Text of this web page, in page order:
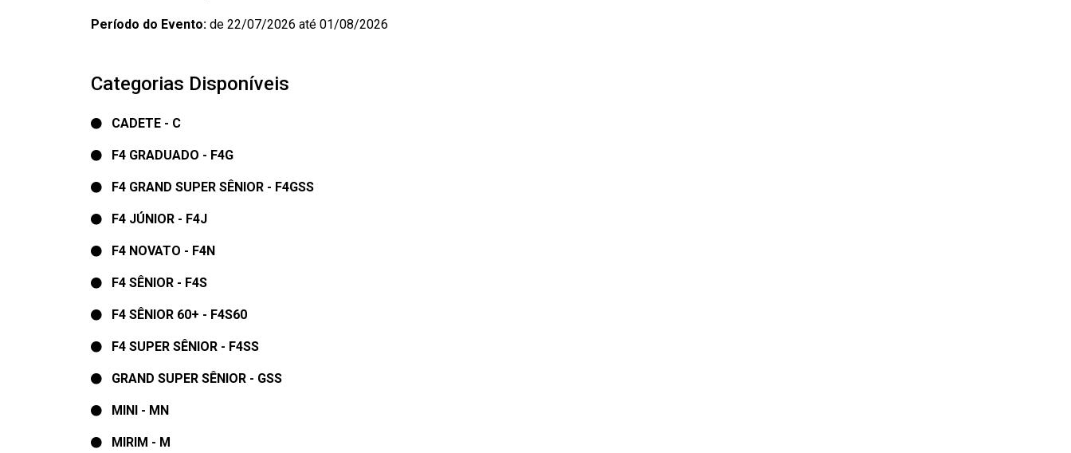
Período do Evento: de 22/07/2026 até 01/08/2026
Categorias Disponíveis
CADETE - C
F4 GRADUADO - F4G
F4 GRAND SUPER SÊNIOR - F4GSS
F4 JÚNIOR - F4J
F4 NOVATO - F4N
F4 SÊNIOR - F4S
F4 SÊNIOR 60+ - F4S60
F4 SUPER SÊNIOR - F4SS
GRAND SUPER SÊNIOR - GSS
MINI - MN
MIRIM - M